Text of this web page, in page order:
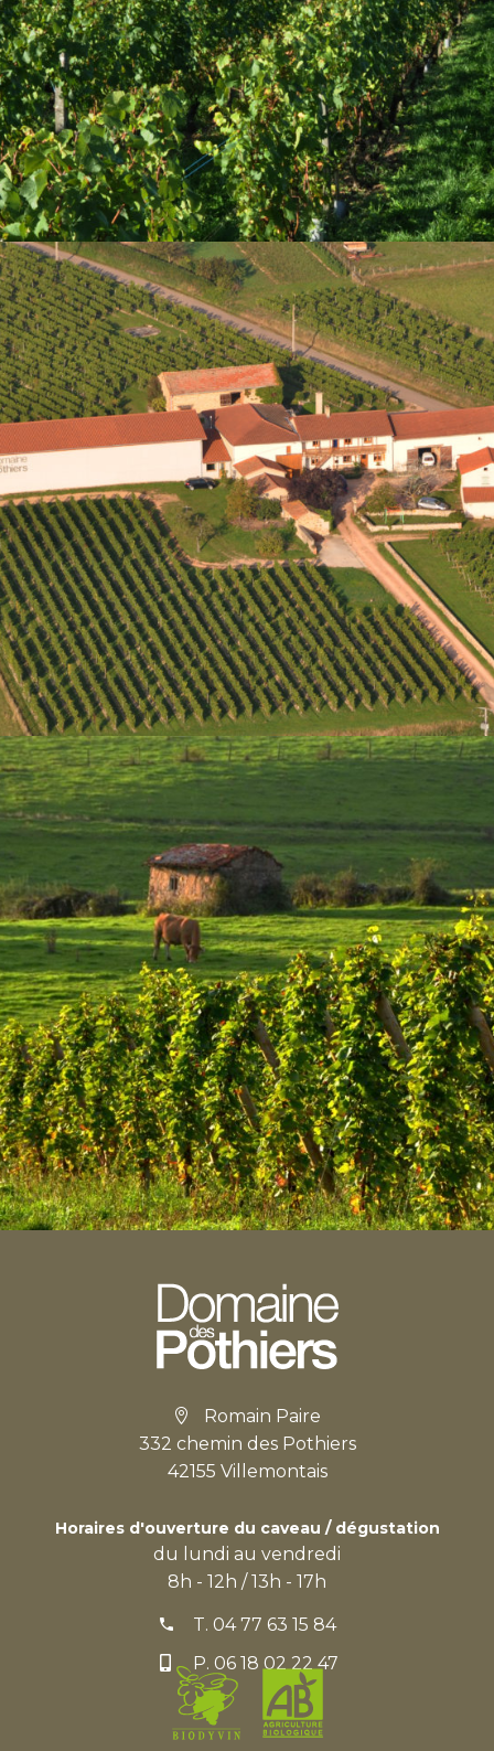
Romain Paire
332 chemin des Pothiers
42155 Villemontais
Horaires d'ouverture du caveau / dégustation
du lundi au vendredi
8h - 12h / 13h - 17h
T. 04 77 63 15 84
P. 06 18 02 22 47